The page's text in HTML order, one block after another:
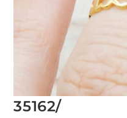
35162/